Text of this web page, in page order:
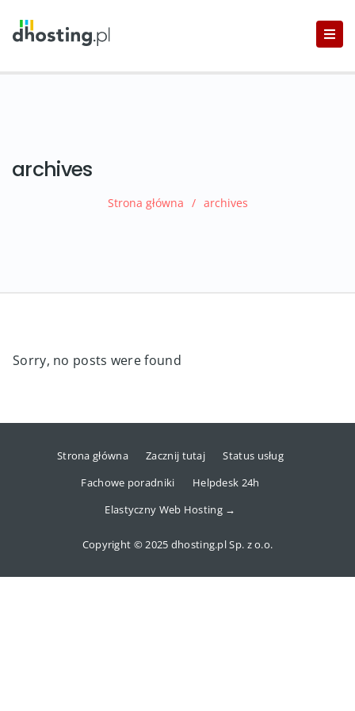
archives
Strona główna / archives
Sorry, no posts were found
Strona główna Zacznij tutaj
Status usług
Fachowe poradniki
Helpdesk 24h
Elastyczny Web Hosting →
Copyright © 2025 dhosting.pl Sp. z o.o.